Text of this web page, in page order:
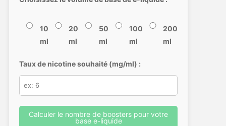
10
ml
20
ml
50
ml
100
ml
200
ml
Taux de nicotine souhaité (mg/ml) :
Calculer le nombre de boosters pour votre
base e-liquide